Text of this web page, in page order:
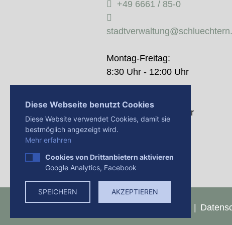
+49 6661 / 85-0
Montag-Freitag:
8:30 Uhr - 12:00 Uhr
Donnerstag:
14:00 Uhr - 18:00 Uhr
Diese Webseite benutzt Cookies
Diese Website verwendet Cookies, damit sie
bestmöglich angezeigt wird.
Mehr erfahren
Cookies von Drittanbietern aktivieren
Google Analytics, Facebook
SPEICHERN AKZEPTIEREN